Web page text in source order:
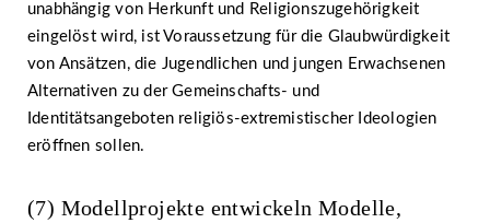
unabhängig von Herkunft und Religionszugehörigkeit
eingelöst wird, ist Voraussetzung für die Glaubwürdigkeit
von Ansätzen, die Jugendlichen und jungen Erwachsenen
Alternativen zu der Gemeinschafts- und
Identitätsangeboten religiös-extremistischer Ideologien
eröffnen sollen.
(7) Modellprojekte entwickeln Modelle,